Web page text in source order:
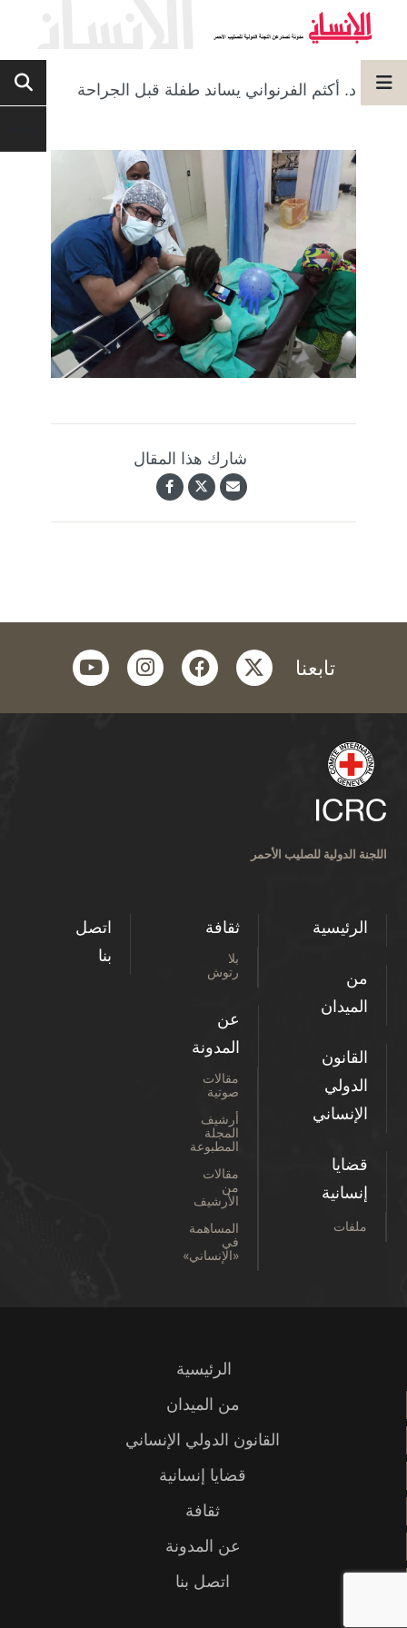
د. أكثم الفرنواني يساند طفلة قبل الجراحة
شارك هذا المقال
تابعنا twitter
facebook
instagram
youtube
اللجنة الدولية للصليب الأحمر
الرئيسية
من
الميدان
القانون
الدولي
الإنساني
قضايا
إنسانية
ملفات
ثقافة
بلا
رتوش
عن
المدونة
مقالات
صوتية
أرشيف
المجلة
المطبوعة
مقالات
من
الأرشيف
المساهمة
في
«الإنساني»
اتصل
بنا
الرئيسية
من الميدان
القانون الدولي الإنساني
قضايا إنسانية
ثقافة
عن المدونة
اتصل بنا